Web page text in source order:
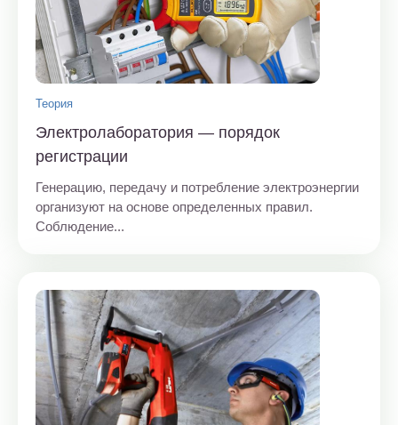
Теория
Электролаборатория — порядок
регистрации
Генерацию, передачу и потребление электроэнергии
организуют на основе определенных правил.
Соблюдение...